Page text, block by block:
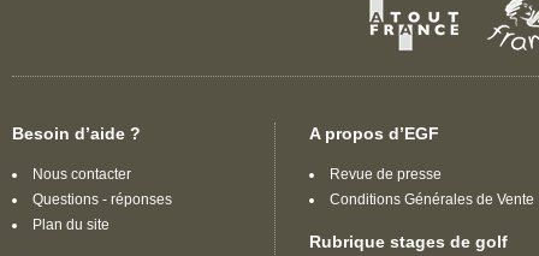
Besoin d’aide ?
Nous contacter
Questions - réponses
Plan du site
A propos d’EGF
Revue de presse
Conditions Générales de Vente
Rubrique stages de golf